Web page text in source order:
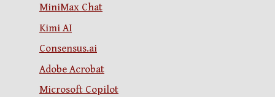
MiniMax Chat
Kimi AI
Consensus.ai
Adobe Acrobat
Microsoft Copilot